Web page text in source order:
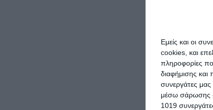
Εμείς και οι
cookies, και
πληροφορίες
διαφήμισης και
συνεργάτες μας
μέσω σάρωσης
1019
Ξανθό
ΠΡΟΣΘΉΚΗ